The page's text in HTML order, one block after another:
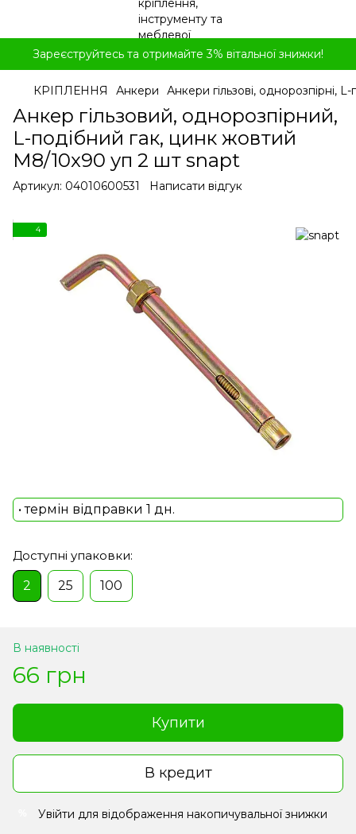
Зареєструйтесь та отримайте 3% вітальної знижки!
КРІПЛЕННЯ Анкери Анкери гільзові, однорозпірні, L-
Анкер гільзовий, однорозпірний,
L-подібний гак, цинк жовтий
М8/10x90 уп 2 шт snapt
Артикул: 04010600531 Написати відгук
4
• термін відправки 1 дн.
Доступні упаковки:
2
25 100
В наявності
66 грн
Купити
В кредит
Увійти для відображення накопичувальної знижки